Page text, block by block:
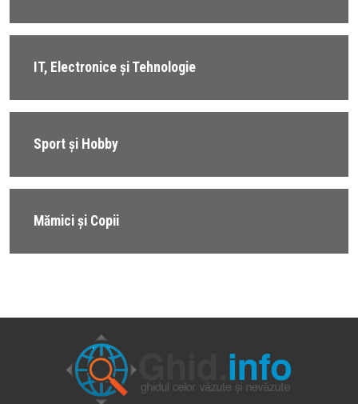
IT, Electronice și Tehnologie
Sport și Hobby
Mămici și Copii